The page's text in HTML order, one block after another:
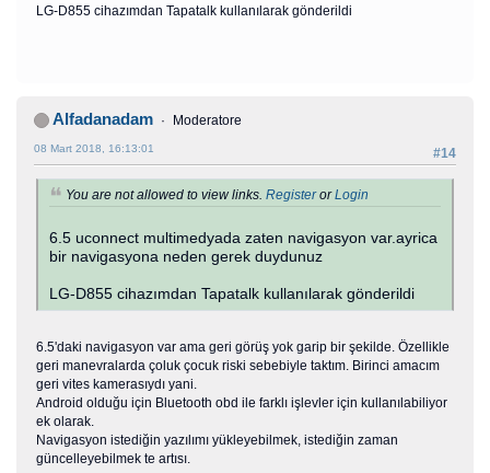
LG-D855 cihazımdan Tapatalk kullanılarak gönderildi
Alfadanadam Moderatore
#14
08 Mart 2018, 16:13:01
You are not allowed to view links. RegisterorLogin
6.5 uconnect multimedyada zaten navigasyon var.ayrica
bir navigasyona neden gerek duydunuz
LG-D855 cihazımdan Tapatalk kullanılarak gönderildi
6.5'daki navigasyon var ama geri görüş yok garip bir şekilde. Özellikle
geri manevralarda çoluk çocuk riski sebebiyle taktım. Birinci amacım
geri vites kamerasıydı yani.
Android olduğu için Bluetooth obd ile farklı işlevler için kullanılabiliyor
ek olarak.
Navigasyon istediğin yazılımı yükleyebilmek, istediğin zaman
güncelleyebilmek te artısı.